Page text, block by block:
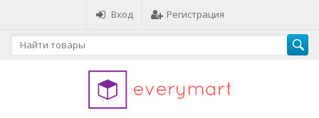
Вход Регистрация